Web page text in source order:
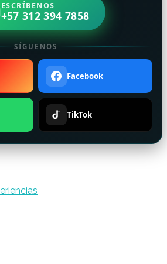
ESCRÍBENOS
+57 312 394 7858
SÍGUENOS
Facebook
TikTok